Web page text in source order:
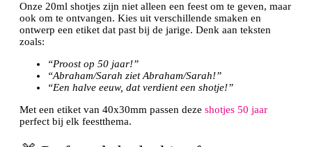
Onze 20ml shotjes zijn niet alleen een feest om te geven, maar
ook om te ontvangen. Kies uit verschillende smaken en
ontwerp een etiket dat past bij de jarige. Denk aan teksten
zoals:
“Proost op 50 jaar!”
“Abraham/Sarah ziet Abraham/Sarah!”
“Een halve eeuw, dat verdient een shotje!”
Met een etiket van 40x30mm passen deze shotjes 50 jaar
perfect bij elk feestthema.